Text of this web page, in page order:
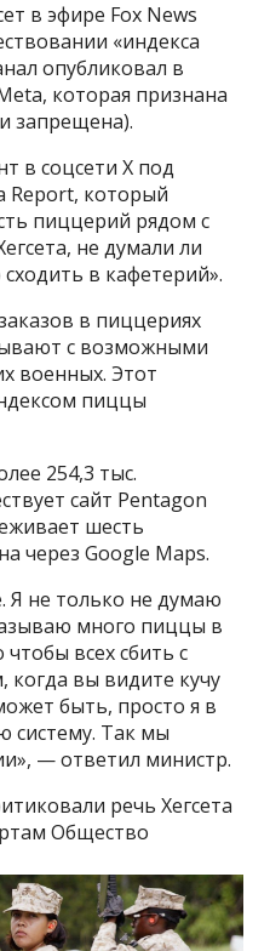
в эфире Fox News
«индекса
опубликовал в
которая признана
запрещена).
в соцсети X под
Report, который
пиццерий рядом с
не думали ли
в кафетерий».
в пиццериях
с возможными
военных. Этот
пиццы
254,3 тыс.
сайт Pentagon
шесть
через Google Maps.
Я не только не думаю
много пиццы в
всех сбить с
когда вы видите кучу
быть, просто я в
систему. Так мы
— ответил министр.
речь Хегсета
Общество